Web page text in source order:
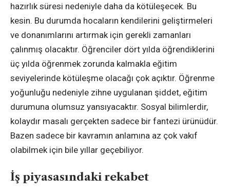
hazırlık süresi nedeniyle daha da kötüleşecek. Bu
kesin. Bu durumda hocaların kendilerini geliştirmeleri
ve donanımlarını artırmak için gerekli zamanları
çalınmış olacaktır. Öğrenciler dört yılda öğrendiklerini
üç yılda öğrenmek zorunda kalmakla eğitim
seviyelerinde kötüleşme olacağı çok açıktır. Öğrenme
yoğunluğu nedeniyle zihne uygulanan şiddet, eğitim
durumuna olumsuz yansıyacaktır. Sosyal bilimlerdir,
kolaydır masalı gerçekten sadece bir fantezi ürünüdür.
Bazen sadece bir kavramın anlamına az çok vakıf
olabilmek için bile yıllar geçebiliyor.
İş piyasasındaki rekabet